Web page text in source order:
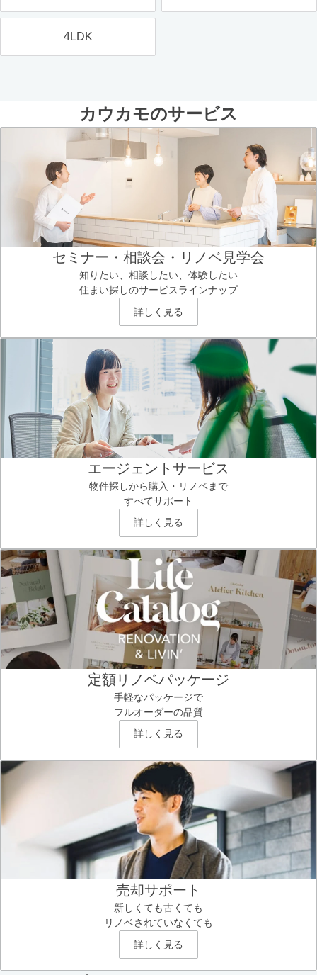
4LDK
カウカモのサービス
セミナー・相談会・リノベ見学会
知りたい、相談したい、体験したい
住まい探しのサービスラインナップ
詳しく見る
エージェントサービス
物件探しから購入・リノベまで
すべてサポート
詳しく見る
定額リノベパッケージ
手軽なパッケージで
フルオーダーの品質
詳しく見る
売却サポート
新しくても古くても
リノベされていなくても
詳しく見る